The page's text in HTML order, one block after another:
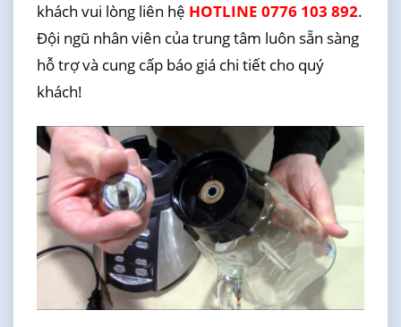
khách vui lòng liên hệ HOTLINE 0776 103 892.
Đội ngũ nhân viên của trung tâm luôn sẵn sàng
hỗ trợ và cung cấp báo giá chi tiết cho quý
khách!